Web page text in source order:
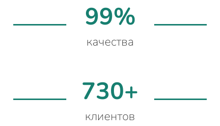
99%
качества
730+
клиентов